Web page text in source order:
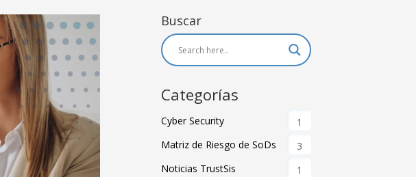
Buscar
Categorías
Cyber Security
1
Matriz de Riesgo de SoDs
3
Noticias TrustSis
1